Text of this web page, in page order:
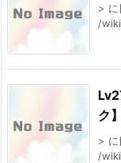
> に
/
ク】
> に
/